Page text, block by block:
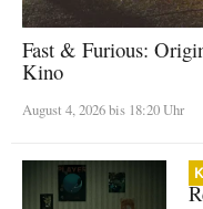
Fast & Furious:
Kino
August 4, 2026 bis 18:20 Uhr